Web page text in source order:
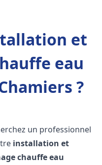
et
eau
?
un professionnel
installation et
chauffe eau